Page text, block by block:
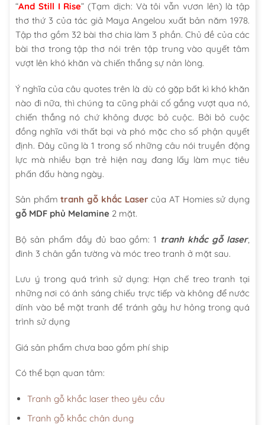
“And Still I Rise” (Tạm dịch: Và tôi vẫn vươn lên) là tập
thơ thứ 3 của tác giả Maya Angelou xuất bản năm 1978.
Tập thơ gồm 32 bài thơ chia làm 3 phần. Chủ đề của các
bài thơ trong tập thơ nói trên tập trung vào quyết tâm
vượt lên khó khăn và chiến thắng sự nản lòng.
Ý nghĩa của câu quotes trên là dù có gặp bất kì khó khăn
nào đi nữa, thì chúng ta cũng phải cố gắng vượt qua nó,
chiến thắng nó chứ không được bỏ cuộc. Bởi bỏ cuộc
đồng nghĩa với thất bại và phó mặc cho số phận quyết
định. Đây cũng là 1 trong số những câu nói truyền động
lực mà nhiều bạn trẻ hiện nay đang lấy làm mục tiêu
phấn đấu hàng ngày.
Sản phẩmtranh gỗ khắc Laser của AT Homies sử dụng
gỗ MDF phủ Melamine 2 mặt.
Bộ sản phẩm đầy đủ bao gồm: 1 tranh khắc gỗ laser,
đinh 3 chân gắn tường và móc treo tranh ở mặt sau.
Lưu ý trong quá trình sử dụng: Hạn chế treo tranh tại
những nơi có ánh sáng chiếu trực tiếp và không để nước
dính vào bề mặt tranh để tránh gây hư hỏng trong quá
trình sử dụng
Giá sản phẩm chưa bao gồm phí ship
Có thể bạn quan tâm:
Tranh gỗ khắc laser theo yêu cầu
Tranh gỗ khắc chân dung